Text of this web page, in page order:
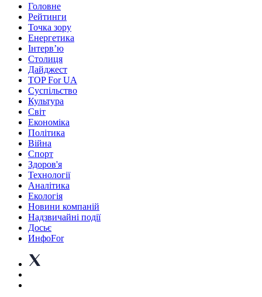
Головне
Рейтинги
Точка зору
Енергетика
Інтерв’ю
Столиця
Дайджест
TOP For UA
Суспiльство
Культура
Світ
Економіка
Політика
Війна
Спорт
Здоров'я
Технології
Аналітика
Екологія
Новини компаній
Надзвичайні події
Досьє
ИнфоFor